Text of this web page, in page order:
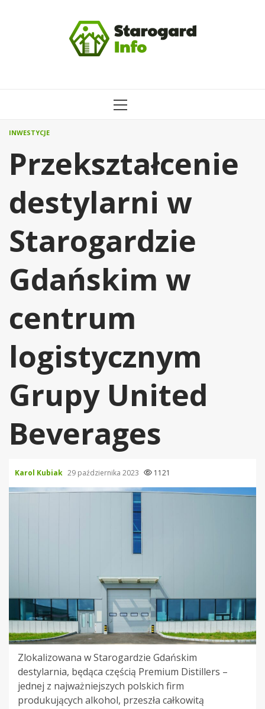
MENU
INWESTYCJE
Przekształcenie
destylarni w
Starogardzie
Gdańskim w
centrum
logistycznym
Grupy United
Beverages
Karol Kubiak 29 października 2023 1121
Zlokalizowana w Starogardzie Gdańskim
destylarnia, będąca częścią Premium Distillers –
jednej z najważniejszych polskich firm
produkujących alkohol, przeszła całkowitą